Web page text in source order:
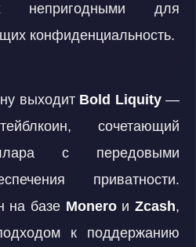
для
конфиденциальность.
выходит Bold Liquity—
сочетающий
с передовыми
приватности.
на базе MoneroиZcash,
к поддержанию